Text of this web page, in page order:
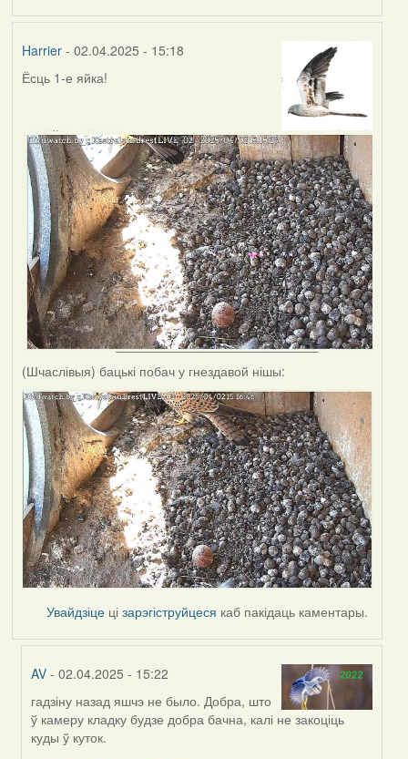
Harrier- 02.04.2025 - 15:18
Ёсць 1-е яйка!
(Шчаслівыя) бацькі побач у гнездавой нішы:
Увайдзіце цізарэгіструйцеся каб пакідаць каментары.
AV - 02.04.2025 - 15:22
In
reply
to
гадзіну назад яшчэ не было. Добра, што
ў камеру кладку будзе добра бачна, калі не закоціць
куды ў куток.